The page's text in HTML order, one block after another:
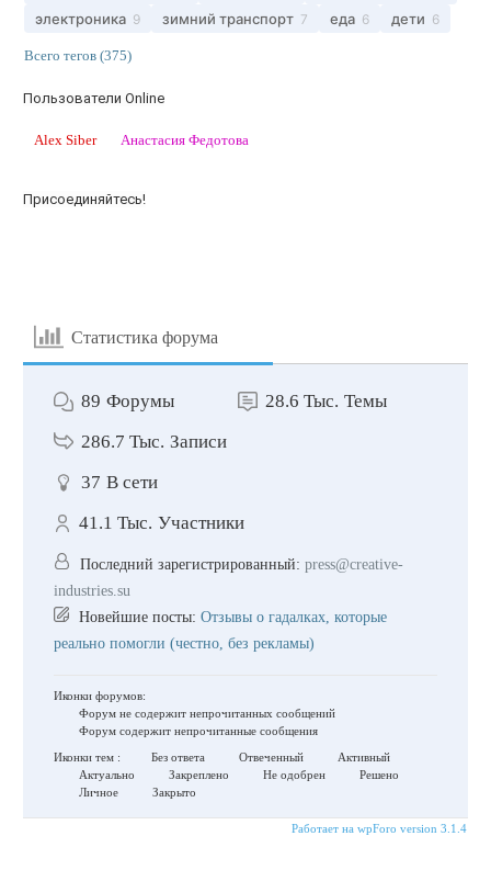
электроника 9 зимний транспорт 7 еда 6 дети 6
Всего тегов (375)
Пользователи Online
Alex Siber Анастасия Федотова
Присоединяйтесь!
Статистика форума
89 Форумы 28.6 Тыс. Темы
286.7 Тыс. Записи
37 В сети
41.1 Тыс. Участники
Последний зарегистрированный: press@creative-
industries.su
Новейшие посты: Отзывы о гадалках, которые
реально помогли (честно, без рекламы)
Иконки форумов:
Форум не содержит непрочитанных сообщений
Форум содержит непрочитанные сообщения
Иконки тем :
Без ответа Отвеченный
Активный
Актуально
Закреплено Не одобрен
Решено
Личное
Закрыто
Работает на wpForo version 3.1.4